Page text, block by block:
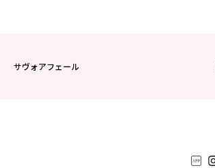
サヴォアフェール